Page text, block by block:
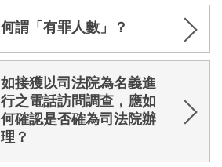
何謂「有罪人數」？
如接獲以司法院為名義進
行之電話訪問調查，應如
何確認是否確為司法院辦
理？